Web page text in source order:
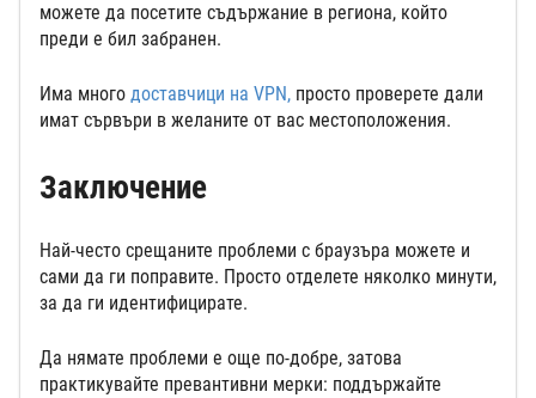
можете да посетите съдържание в региона, който
преди е бил забранен.
Има много доставчици на VPN, просто проверете дали
имат сървъри в желаните от вас местоположения.
Заключение
Най-често срещаните проблеми с браузъра можете и
сами да ги поправите. Просто отделете няколко минути,
за да ги идентифицирате.
Да нямате проблеми е още по-добре, затова
практикувайте превантивни мерки: поддържайте